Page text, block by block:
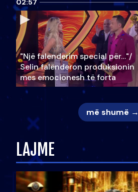
02:57
"Një falenderim special për…"/
Selin falënderon produksionin
mes emocionesh të forta
më shumë →
LAJME